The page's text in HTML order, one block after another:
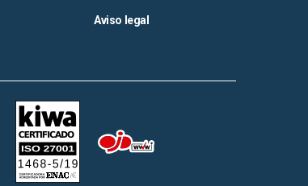
Aviso legal